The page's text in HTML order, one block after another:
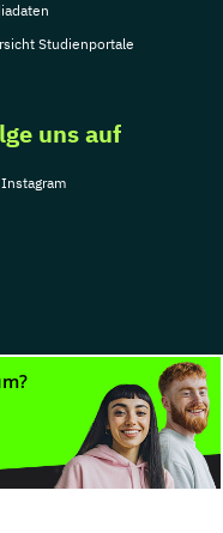
Studienportale
uns auf
Instagram